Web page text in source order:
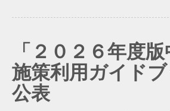
「２０２６年度
施策利用ガイド
公表